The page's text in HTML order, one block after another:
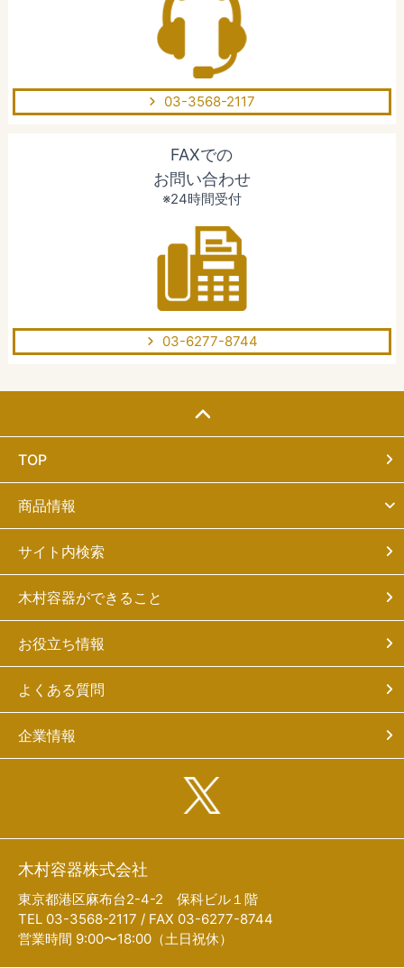
03-3568-2117
FAXでの
お問い合わせ
※24時間受付
03-6277-8744
TOP
商品情報
サイト内検索
木村容器ができること
お役立ち情報
よくある質問
企業情報
木村容器株式会社
東京都港区麻布台2-4-2 保科ビル１階
TEL 03-3568-2117 / FAX 03-6277-8744
営業時間 9:00〜18:00（土日祝休）